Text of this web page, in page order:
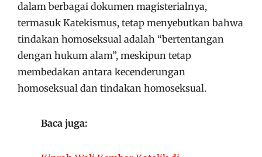
dalam berbagai dokumen magisterialnya,
termasuk Katekismus, tetap menyebutkan bahwa
tindakan homoseksual adalah “bertentangan
dengan hukum alam”, meskipun tetap
membedakan antara kecenderungan
homoseksual dan tindakan homoseksual.
Baca juga: